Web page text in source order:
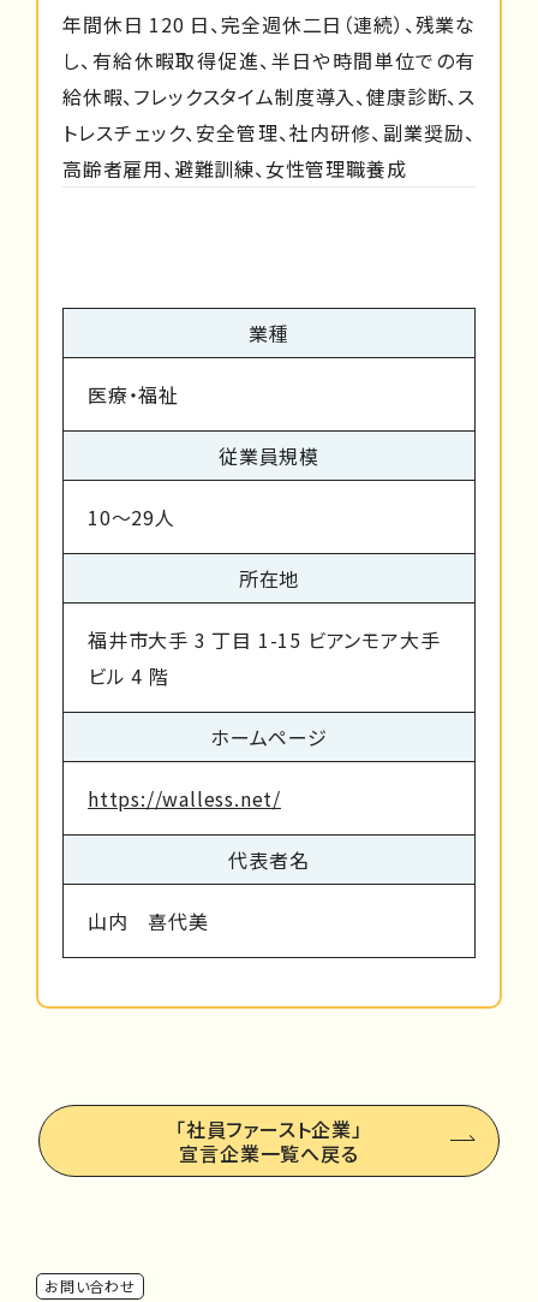
年間休日 120 日、完全週休二日（連続）、残業な
し、有給休暇取得促進、半日や時間単位での有
給休暇、フレックスタイム制度導入、健康診断、ス
トレスチェック、安全管理、社内研修、副業奨励、
高齢者雇用、避難訓練、女性管理職養成
業種
医療・福祉
従業員規模
10～29人
所在地
福井市大手 3 丁目 1-15 ビアンモア大手
ビル 4 階
ホームページ
https://walless.net/
代表者名
山内 喜代美
「社員ファースト企業」
宣言企業一覧へ戻る
お問い合わせ